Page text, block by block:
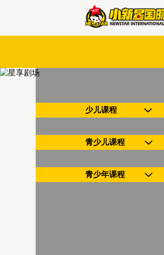
少儿课程
青少儿课程
青少年课程